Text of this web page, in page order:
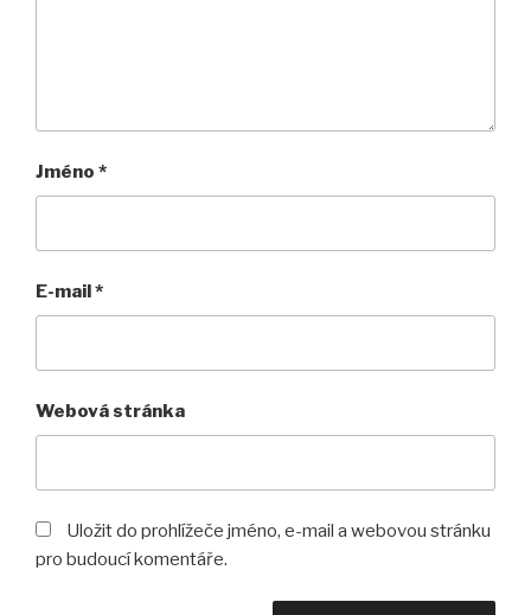
Jméno *
E-mail*
Webová stránka
Uložit do prohlížeče jméno, e-mail a webovou stránku
pro budoucí komentáře.